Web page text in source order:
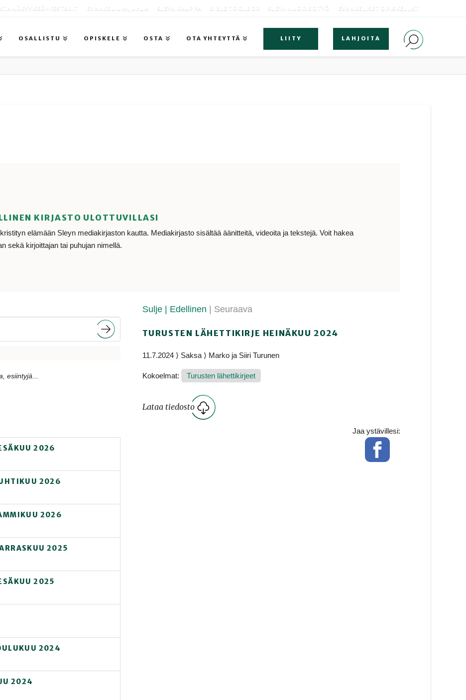
NÄKYVISSÄ -FESTARIT EVANKELIUMIJUHLA SLEYN KAUPPA BIBLE TOOLBOX SLEYN NUORISOTYÖ EVANKELISET OPISKELIJAT
OSALLISTU OPISKELE OSTA OTA YHTEYTTÄ LIITY LAHJOITA
KIRJASTO ULOTTUVILLASI
elämään Sleyn mediakirjaston kautta. Mediakirjasto sisältää äänitteitä, videoita ja tekstejä. Voit hakea
sekä kirjoittajan tai puhujan nimellä.
esiintyjä...
2026
2026
2026
2025
2025
2024
2024
Sulje | Edellinen | Seuraava
TURUSTEN LÄHETTIKIRJE HEINÄKUU 2024
11.7.2024 ⟩ Saksa ⟩ Marko ja Siiri Turunen
Kokoelmat: Turusten lähettikirjeet
Lataa tiedosto
Jaa ystävillesi:
Facebook